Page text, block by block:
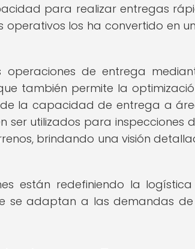
para realizar entregas
operativos los ha convertido en
operaciones de entrega
también permite la
la capacidad de entrega a
ser utilizados para inspecciones
brindando una visión
están redefiniendo la
se adaptan a las demandas